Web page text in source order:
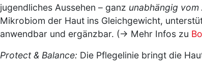
jugendliches Aussehen – ganz unabhängig vom
Mikrobiom der Haut ins Gleichgewicht,
anwendbar und ergänzbar. (→ Mehr Infos zu
Protect & Balance: Die Pflegelinie bringt die